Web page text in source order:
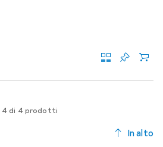
4 di 4 prodotti
In alto